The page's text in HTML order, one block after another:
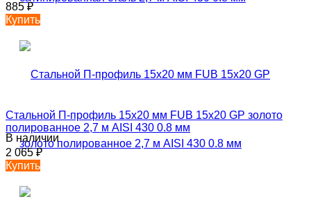
885₽
Купить
Стальной П-профиль 15х20 мм FUB 15х20 GP золото
полированное 2,7 м AISI 430 0.8 мм
В наличии
2 065₽
Купить